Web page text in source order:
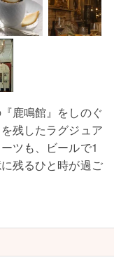
鹿鳴館』をしのぐ
残したラグジュア
ツも、ビールで1
残るひと時が過ご